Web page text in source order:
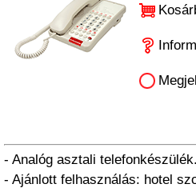
- Analóg asztali telefonkészülék.
- Ajánlott felhasználás: hotel